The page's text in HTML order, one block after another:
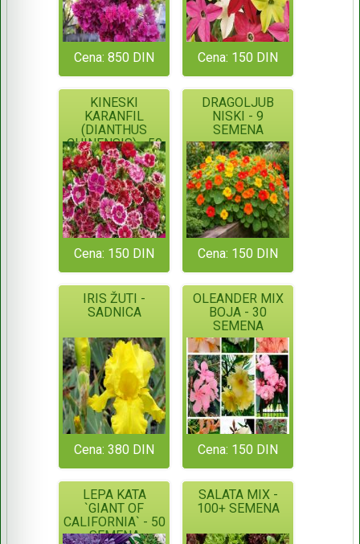
Cena: 850 DIN Cena: 150 DIN
KINESKI
KARANFIL
(DIANTHUS
CHINENSIS) - 50
SEMENA
Cena: 150 DIN
DRAGOLJUB
NISKI - 9
SEMENA
Cena: 150 DIN
IRIS ŽUTI -
SADNICA
Cena: 380 DIN
OLEANDER MIX
BOJA - 30
SEMENA
Cena: 150 DIN
LEPA KATA
`GIANT OF
CALIFORNIA` - 50
SEMENA
SALATA MIX -
100+ SEMENA